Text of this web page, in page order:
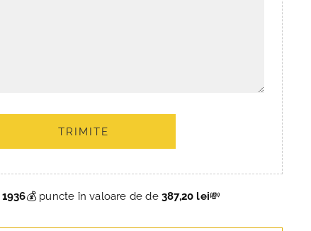
TRIMITE
1936💰 puncte în valoare de de 387,20 lei💸